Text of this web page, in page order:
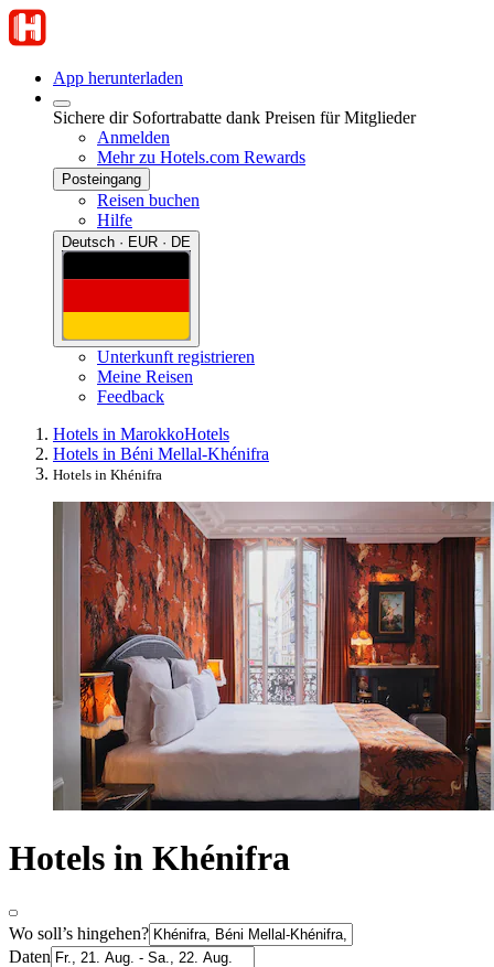
App herunterladen
Sichere dir Sofortrabatte dank Preisen für Mitglieder
Anmelden
Mehr zu Hotels.com Rewards
Posteingang
Reisen buchen
Hilfe
Deutsch · EUR · DE
Unterkunft registrieren
Meine Reisen
Feedback
Hotels in MarokkoHotels
Hotels in Béni Mellal-Khénifra
Hotels in Khénifra
Hotels in Khénifra
Wo soll’s hingehen?
Daten